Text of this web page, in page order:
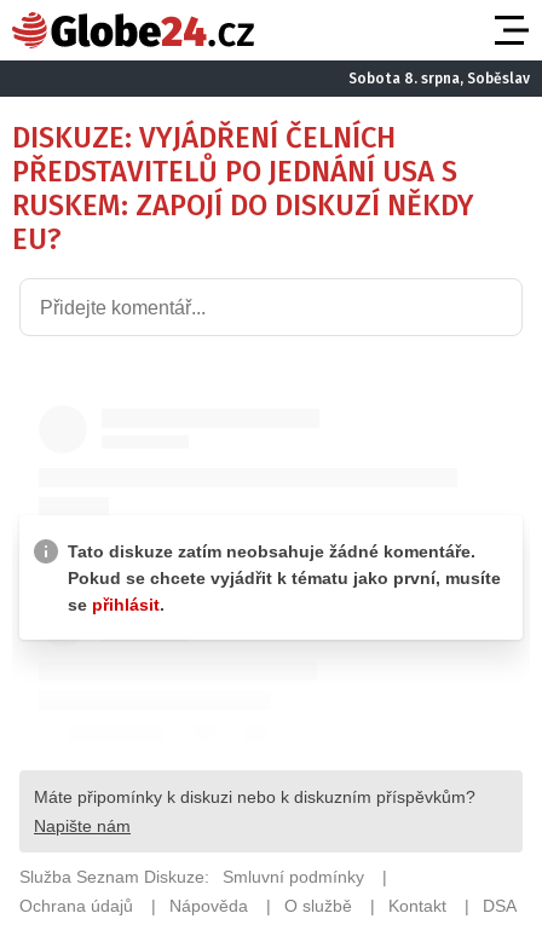
Sobota 8. srpna, Soběslav
DISKUZE: VYJÁDŘENÍ ČELNÍCH
PŘEDSTAVITELŮ PO JEDNÁNÍ USA S
RUSKEM: ZAPOJÍ DO DISKUZÍ NĚKDY
EU?